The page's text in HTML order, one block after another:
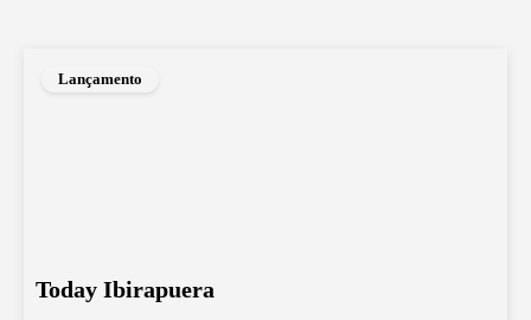
Lançamento
Today Ibirapuera